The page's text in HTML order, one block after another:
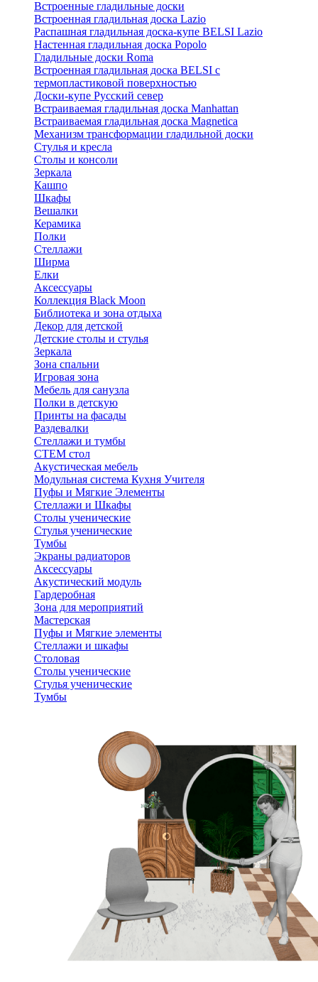
Встроенные гладильные доски
Встроенная гладильная доска Lazio
Распашная гладильная доска-купе BELSI Lazio
Настенная гладильная доска Popolo
Гладильные доски Roma
Встроенная гладильная доска BELSI с
термопластиковой поверхностью
Доски-купе Русский север
Встраиваемая гладильная доска Manhattan
Встраиваемая гладильная доска Magnetica
Механизм трансформации гладильной доски
Стyлья и кресла
Столы и консоли
Зеркала
Кашпо
Шкафы
Вешалки
Керамика
Полки
Стеллажи
Ширма
Елки
Аксессуары
Коллекция Black Moon
Библиотека и зона отдыха
Декор для детской
Детские столы и стулья
Зеркала
Зона спальни
Игровая зона
Мебель для санузла
Полки в детскую
Принты на фасады
Раздевалки
Стеллажи и тумбы
СТЕМ стол
Акустическая мебель
Модульная система Кухня Учителя
Пуфы и Мягкие Элементы
Стеллажи и Шкафы
Столы ученические
Стулья ученические
Тумбы
Экраны радиаторов
Аксессуары
Акустический модуль
Гардеробная
Зона для мероприятий
Мастерская
Пуфы и Мягкие элементы
Стеллажи и шкафы
Столовая
Столы ученические
Стулья ученические
Тумбы